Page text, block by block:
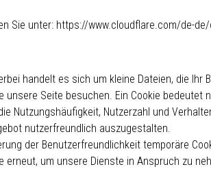
Sie unter: https://www.cloudflare.com/de-
handelt es sich um kleine Dateien, die
Seite besuchen. Ein Cookie bedeutet
Nutzungshäufigkeit, Nutzerzahl und
nutzerfreundlich auszugestalten.
der Benutzerfreundlichkeit temporäre
erneut, um unsere Dienste in Anspruch zu